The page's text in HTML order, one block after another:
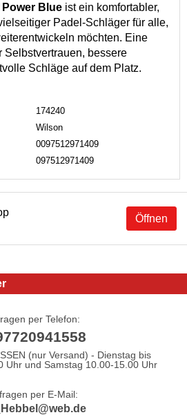
Blue ist ein komfortabler,
Padel-Schläger für alle,
möchten. Eine
Selbstvertrauen, bessere
Schläge auf dem Platz.
174240
Wilson
0097512971409
097512971409
Öffnen
per Telefon:
(nur Versand) - Dienstag bis
Uhr und Samstag 10.00-15.00 Uhr
per E-Mail: